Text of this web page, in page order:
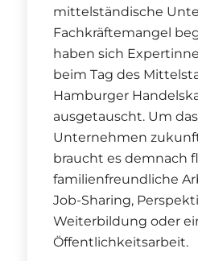
mittelständische
Fachkräftemangel
haben sich
beim Tag des
Hamburger
ausgetauscht. Um
Unternehmen
braucht es demnach
familienfreundliche
Job-Sharing,
Weiterbildung oder
Öffentlichkeitsarbeit.